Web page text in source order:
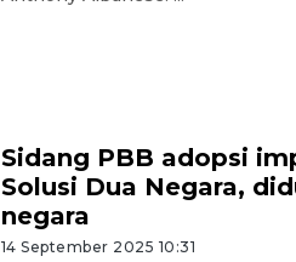
Sidang PBB adopsi
Solusi Dua Negara,
negara
14 September 2025 10:31
4 Agustus 2026 19:23